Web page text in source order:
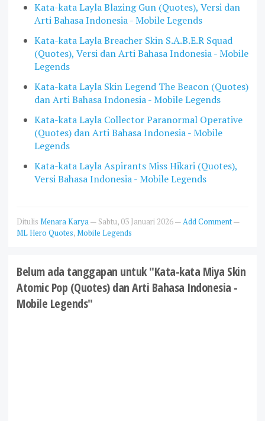
Kata-kata Layla Blazing Gun (Quotes), Versi dan
Arti Bahasa Indonesia - Mobile Legends
Kata-kata Layla Breacher Skin S.A.B.E.R Squad
(Quotes), Versi dan Arti Bahasa Indonesia - Mobile
Legends
Kata-kata Layla Skin Legend The Beacon (Quotes)
dan Arti Bahasa Indonesia - Mobile Legends
Kata-kata Layla Collector Paranormal Operative
(Quotes) dan Arti Bahasa Indonesia - Mobile
Legends
Kata-kata Layla Aspirants Miss Hikari (Quotes),
Versi Bahasa Indonesia - Mobile Legends
Ditulis Menara Karya— Sabtu, 03 Januari 2026—Add Comment—
ML Hero Quotes,Mobile Legends
Belum ada tanggapan untuk "Kata-kata Miya Skin
Atomic Pop (Quotes) dan Arti Bahasa Indonesia -
Mobile Legends"